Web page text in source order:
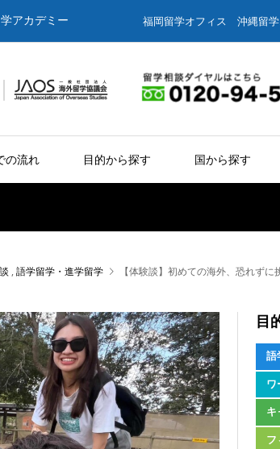
アカデミー 福岡留学オフィス 沖縄留
の流れ 目的から探す 国から探す
,語学留学・進学留学 【体験談】初めての海外、恐れず
目
語
ワ
キ
フ